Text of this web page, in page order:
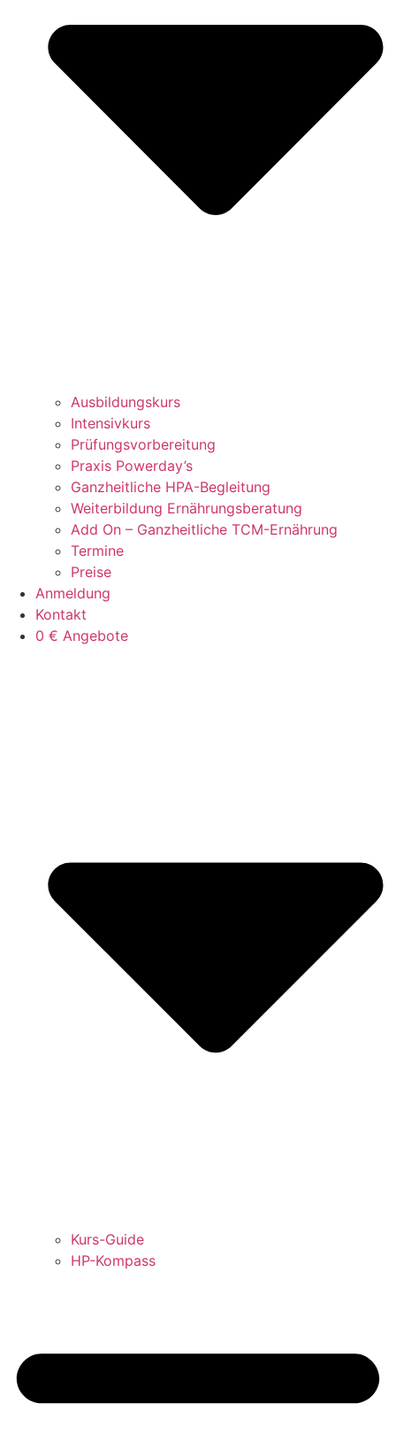
Ausbildungskurs
Intensivkurs
Prüfungsvorbereitung
Praxis Powerday’s
Ganzheitliche HPA-Begleitung
Weiterbildung Ernährungsberatung
Add On – Ganzheitliche TCM-Ernährung
Termine
Preise
Anmeldung
Kontakt
0 € Angebote
Kurs-Guide
HP-Kompass